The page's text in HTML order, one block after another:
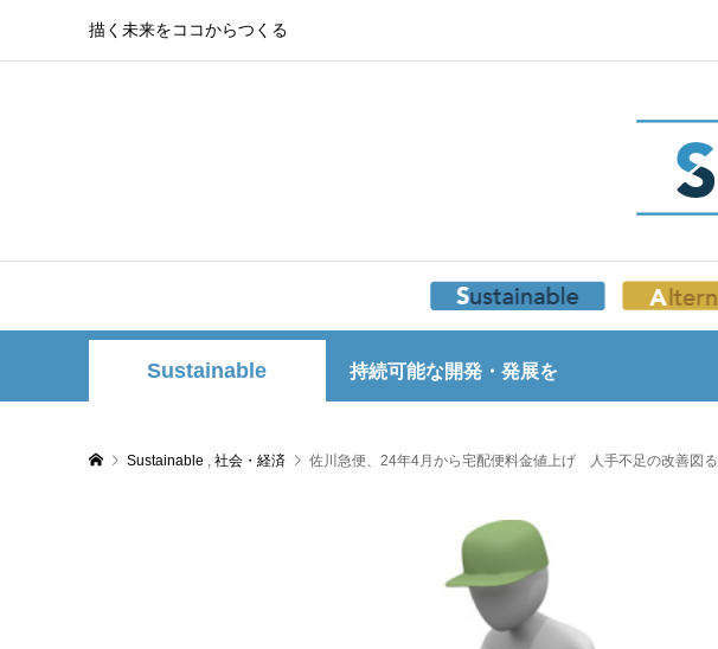
描く未来をココからつくる
Sustainable 持続可能な開発・発展を
Sustainable , 社会・経済 佐川急便、24年4月から宅配便料金値上げ 人手不足の改善図る